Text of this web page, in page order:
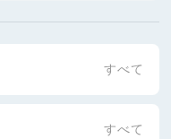
すべて
すべて